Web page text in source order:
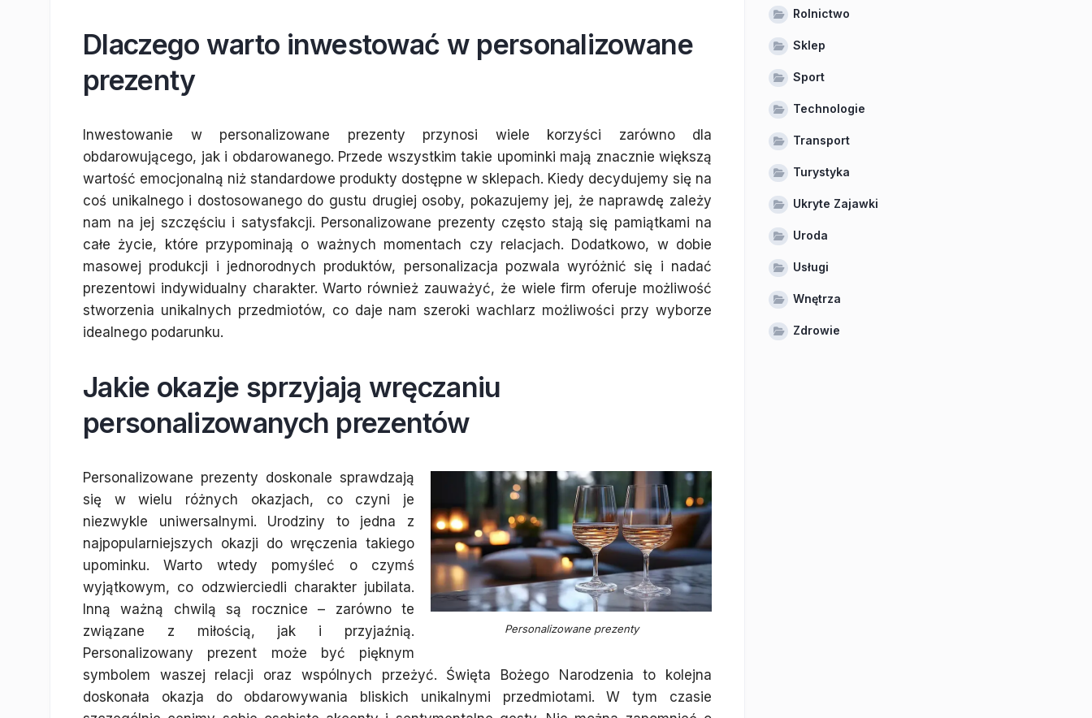
Dlaczego warto inwestować w personalizowane
prezenty
Inwestowanie w personalizowane prezenty przynosi wiele korzyści zarówno dla
obdarowującego, jak i obdarowanego. Przede wszystkim takie upominki mają znacznie większą
wartość emocjonalną niż standardowe produkty dostępne w sklepach. Kiedy decydujemy się na
coś unikalnego i dostosowanego do gustu drugiej osoby, pokazujemy jej, że naprawdę zależy
nam na jej szczęściu i satysfakcji. Personalizowane prezenty często stają się pamiątkami na
całe życie, które przypominają o ważnych momentach czy relacjach. Dodatkowo, w dobie
masowej produkcji i jednorodnych produktów, personalizacja pozwala wyróżnić się i nadać
prezentowi indywidualny charakter. Warto również zauważyć, że wiele firm oferuje możliwość
stworzenia unikalnych przedmiotów, co daje nam szeroki wachlarz możliwości przy wyborze
idealnego podarunku.
Jakie okazje sprzyjają wręczaniu
personalizowanych prezentów
Personalizowane prezenty
Personalizowane prezenty doskonale sprawdzają
się w wielu różnych okazjach, co czyni je
niezwykle uniwersalnymi. Urodziny to jedna z
najpopularniejszych okazji do wręczenia takiego
upominku. Warto wtedy pomyśleć o czymś
wyjątkowym, co odzwierciedli charakter jubilata.
Inną ważną chwilą są rocznice – zarówno te
związane z miłością, jak i przyjaźnią.
Personalizowany prezent może być pięknym
symbolem waszej relacji oraz wspólnych przeżyć. Święta Bożego Narodzenia to kolejna
doskonała okazja do obdarowywania bliskich unikalnymi przedmiotami. W tym czasie
Rolnictwo
Sklep
Sport
Technologie
Transport
Turystyka
Ukryte Zajawki
Uroda
Usługi
Wnętrza
Zdrowie